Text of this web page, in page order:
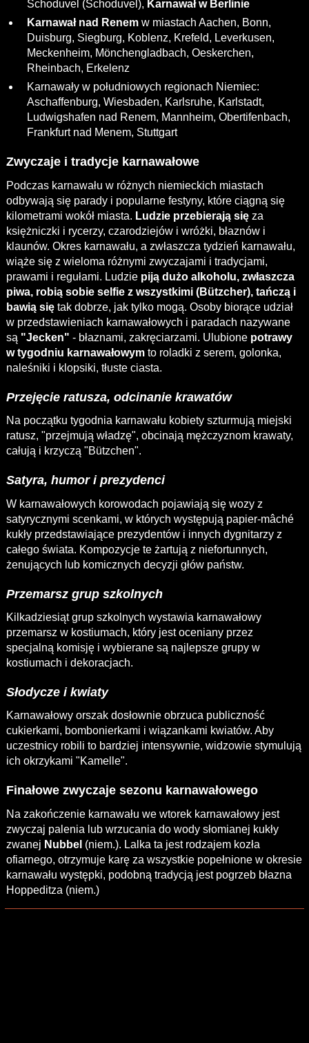
Schoduvel (Schoduvel), Karnawał w Berlinie
Karnawał nad Renemw miastach Aachen, Bonn,
Duisburg, Siegburg, Koblenz, Krefeld, Leverkusen,
Meckenheim, Mönchengladbach, Oeskerchen,
Rheinbach, Erkelenz
Karnawały w południowych regionach Niemiec:
Aschaffenburg, Wiesbaden, Karlsruhe, Karlstadt,
Ludwigshafen nad Renem, Mannheim, Obertifenbach,
Frankfurt nad Menem, Stuttgart
Zwyczaje i tradycje karnawałowe
Podczas karnawału w różnych niemieckich miastach
odbywają się parady i popularne festyny, które ciągną się
kilometrami wokół miasta. Ludzie przebierają sięza
księżniczki i rycerzy, czarodziejów i wróżki, błaznów i
klaunów. Okres karnawału, a zwłaszcza tydzień karnawału,
wiąże się z wieloma różnymi zwyczajami i tradycjami,
prawami i regułami. Ludzie piją dużo alkoholu, zwłaszcza
piwa, robią sobie selfie z wszystkimi (Bützcher), tańczą i
bawią siętak dobrze, jak tylko mogą. Osoby biorące udział
w przedstawieniach karnawałowych i paradach nazywane
są "Jecken" - błaznami, zakręciarzami. Ulubione potrawy
w tygodniu karnawałowymto roladki z serem, golonka,
naleśniki i klopsiki, tłuste ciasta.
Przejęcie ratusza, odcinanie krawatów
Na początku tygodnia karnawału kobiety szturmują miejski
ratusz, "przejmują władzę", obcinają mężczyznom krawaty,
całują i krzyczą "Bützchen".
Satyra, humor i prezydenci
W karnawałowych korowodach pojawiają się wozy z
satyrycznymi scenkami, w których występują papier-mâché
kukły przedstawiające prezydentów i innych dygnitarzy z
całego świata. Kompozycje te żartują z niefortunnych,
żenujących lub komicznych decyzji głów państw.
Przemarsz grup szkolnych
Kilkadziesiąt grup szkolnych wystawia karnawałowy
przemarsz w kostiumach, który jest oceniany przez
specjalną komisję i wybierane są najlepsze grupy w
kostiumach i dekoracjach.
Słodycze i kwiaty
Karnawałowy orszak dosłownie obrzuca publiczność
cukierkami, bombonierkami i wiązankami kwiatów. Aby
uczestnicy robili to bardziej intensywnie, widzowie stymulują
ich okrzykami "Kamelle".
Finałowe zwyczaje sezonu karnawałowego
Na zakończenie karnawału we wtorek karnawałowy jest
zwyczaj palenia lub wrzucania do wody słomianej kukły
zwanej Nubbel (niem.). Lalka ta jest rodzajem kozła
ofiarnego, otrzymuje karę za wszystkie popełnione w okresie
karnawału występki, podobną tradycją jest pogrzeb błazna
Hoppeditza (niem.)